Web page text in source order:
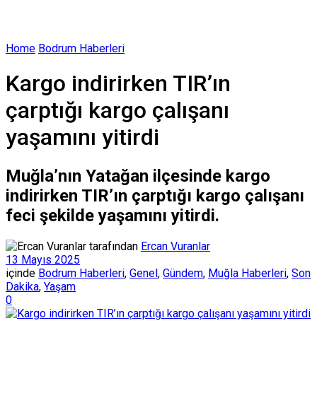
Home Bodrum Haberleri
Kargo indirirken TIR’ın
çarptığı kargo çalışanı
yaşamını yitirdi
Muğla’nın Yatağan ilçesinde kargo
indirirken TIR’ın çarptığı kargo çalışanı
feci şekilde yaşamını yitirdi.
tarafından Ercan Vuranlar
13 Mayıs 2025
içinde Bodrum Haberleri, Genel, Gündem, Muğla Haberleri, Son
Dakika, Yaşam
0